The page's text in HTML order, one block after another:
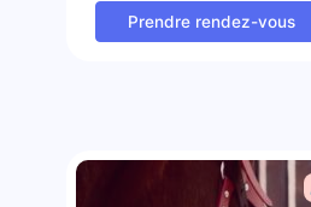
Prendre rendez-vous